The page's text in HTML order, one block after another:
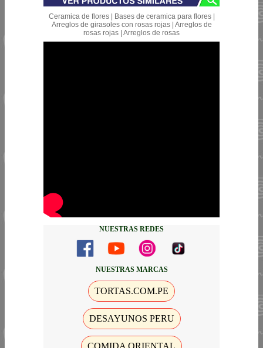
Ceramica de flores | Bases de ceramica para flores |
Arreglos de girasoles con rosas rojas | Arreglos de
rosas rojas | Arreglos de rosas
NUESTRAS REDES
NUESTRAS MARCAS
TORTAS.COM.PE
DESAYUNOS PERU
COMIDA ORIENTAL